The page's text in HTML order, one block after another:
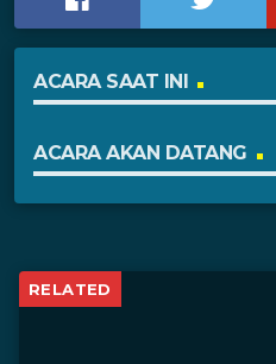
ACARA SAAT INI
ACARA AKAN DATANG
RELATED